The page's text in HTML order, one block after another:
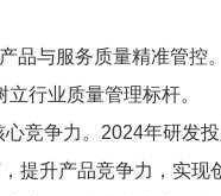
品与服务质量精准管控
行业质量管理标杆。
竞争力。2024年研发
提升产品竞争力，实现